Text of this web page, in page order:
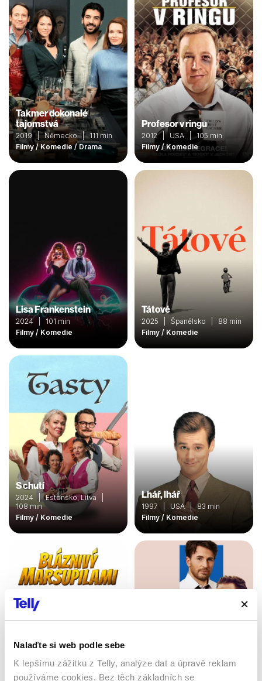
Nalaďte si web podle sebe
K lepšímu zážitku z Telly, analýze dat a úpravě reklam
používáme cookies. Bez těch základních se
Takmer dokonalé
tajomstvá
2019 | Německo | 111 min
Filmy / Komedie / Drama
Profesor v ringu
2012 | USA | 105 min
Filmy / Komedie
Lisa Frankenstein
2024 | 101 min
Filmy / Komedie
Tátové
2025 | Španělsko | 88 min
Filmy / Komedie
S chutí
2024 | Estonsko, Litva |
108 min
Filmy / Komedie
Lhář, lhář
1997 | USA | 83 min
Filmy / Komedie
Bláznivý Marsupilami